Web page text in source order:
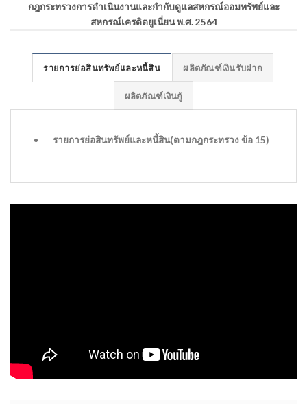
กฎกระทรวงการดำเนินงานและกำกับดูแลสหกรณ์ออมทรัพย์และ
สหกรณ์เครดิตยูเนี่ยน พ.ศ. 2564
รายการย่อสินทรัพย์และหนี้สิน ผลิตภัณฑ์เงินรับฝาก
ผลิตภัณฑ์เงินกู้
รายการย่อสินทรัพย์และหนี้สิน(ตามกฎกระทรวง ข้อ 15)